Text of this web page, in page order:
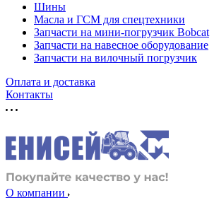
Шины
Масла и ГСМ для спецтехники
Запчасти на мини-погрузчик Bobcat
Запчасти на навесное оборудование
Запчасти на вилочный погрузчик
Оплата и доставка
Контакты
О компании